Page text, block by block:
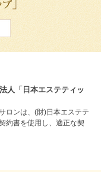
人「日本エステティッ
ロンは、(財)日本エステテ
約書を使用し、適正な契